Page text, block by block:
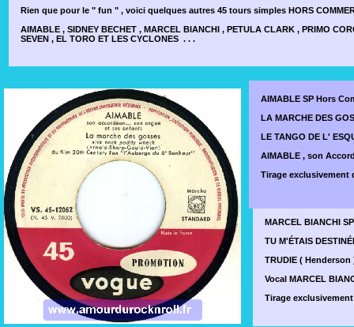
Rien que pour le " fun " , voici quelques autres 45 tours simples HORS
AIMABLE , SIDNEY BECHET , MARCEL BIANCHI , PETULA CLARK , PRIMO
SEVEN , EL TORO ET LES CYCLONES . . .
MARCEL BIANCHI
TU M'ÉTAIS
TRUDIE ( Henderson
Vocal MARCEL
Tirage exclusivement
AIMABLE SP Hors
LA MARCHE DES
LE TANGO DE L'
AIMABLE , son
Tirage exclusivement